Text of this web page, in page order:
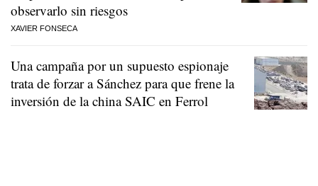
observarlo sin riesgos
XAVIER FONSECA
Una campaña por un supuesto espionaje
trata de forzar a Sánchez para que frene la
inversión de la china SAIC en Ferrol